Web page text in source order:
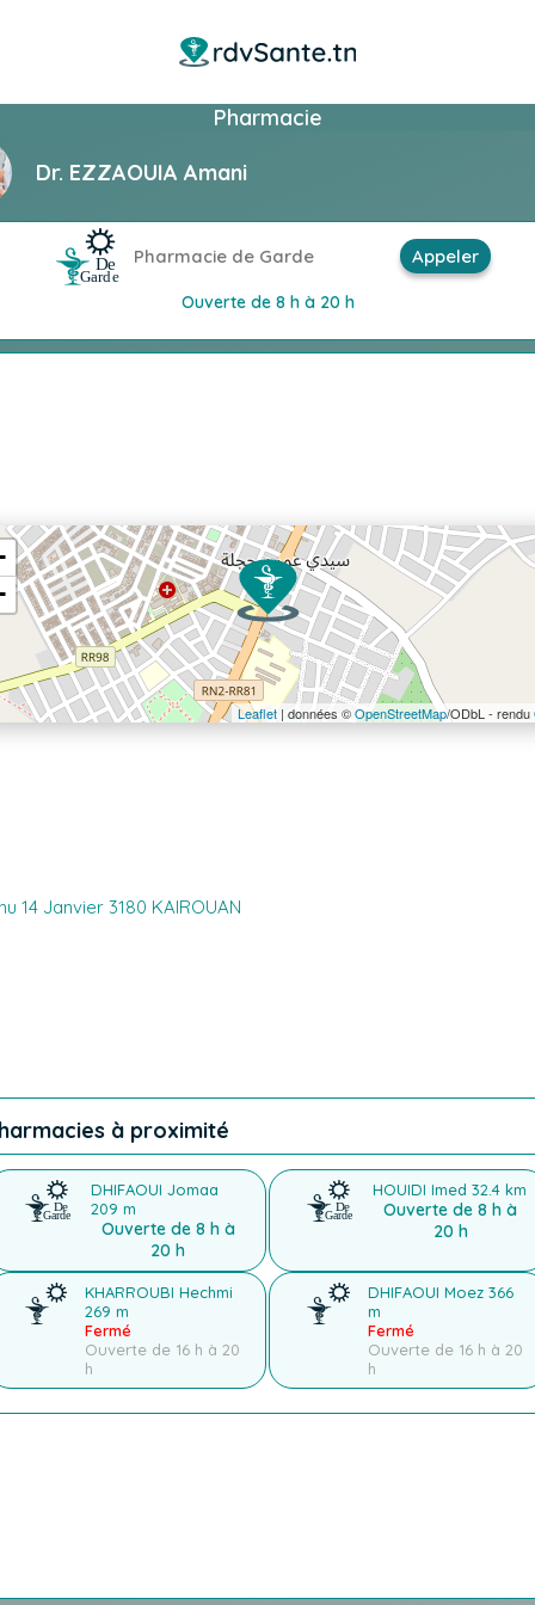
Pharmacie
Dr. EZZAOUIA Amani
Pharmacie de Garde Appeler
Ouverte de 8 h à 20 h
Leaflet| données ©OpenStreetMap/ODbL - rendu
14 Janvier 3180 KAIROUAN
à proximité
DHIFAOUI Jomaa
209 m
Ouverte de 8 h à
20 h
HOUIDI Imed32.4 km
Ouverte de 8 h à
20 h
KHARROUBI Hechmi
269 m
Fermé
Ouverte de 16 h à 20
h
DHIFAOUI Moez366
m
Fermé
Ouverte de 16 h à 20
h